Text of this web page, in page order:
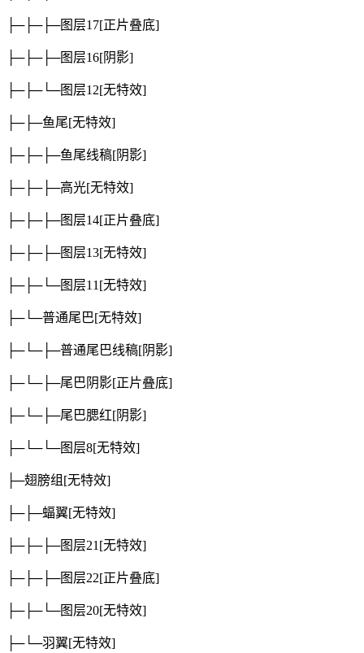
├─├─├─图层17[正片叠底]
├─├─├─图层16[阴影]
├─├─└─图层12[无特效]
├─├─鱼尾[无特效]
├─├─├─鱼尾线稿[阴影]
├─├─├─高光[无特效]
├─├─├─图层14[正片叠底]
├─├─├─图层13[无特效]
├─├─└─图层11 [无特效]
├─└─普通尾巴[无特效]
├─└─├─普通尾巴线稿[阴影]
├─└─├─尾巴阴影[正片叠底]
├─└─├─尾巴腮红[阴影]
├─└─└─图层8[无特效]
├─翅膀组 [无特效]
├─├─蝠翼[无特效]
├─├─├─图层21 [无特效]
├─├─├─图层22[正片叠底]
├─├─└─图层20[无特效]
├─└─羽翼[无特效]